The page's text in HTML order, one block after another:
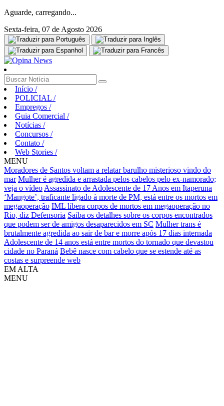
Aguarde, carregando...
Sexta-feira, 07 de Agosto 2026
Início /
POLICIAL /
Empregos /
Guia Comercial /
Notícias /
Concursos /
Contato /
Web Stories /
MENU
Moradores de Santos voltam a relatar barulho misterioso vindo do
mar Mulher é agredida e arrastada pelos cabelos pelo ex-namorado;
veja o vídeo Assassinato de Adolescente de 17 Anos em Itaperuna
‘Mangote’, traficante ligado à morte de PM, está entre os mortos em
megaoperação IML libera corpos de mortos em megaoperação no
Rio, diz Defensoria Saiba os detalhes sobre os corpos encontrados
que podem ser de amigos desaparecidos em SC Mulher trans é
brutalmente agredida ao sair de bar e morre após 17 dias internada
Adolescente de 14 anos está entre mortos do tornado que devastou
cidade no Paraná Bebê nasce com cabelo que se estende até as
costas e surpreende web
EM ALTA
MENU